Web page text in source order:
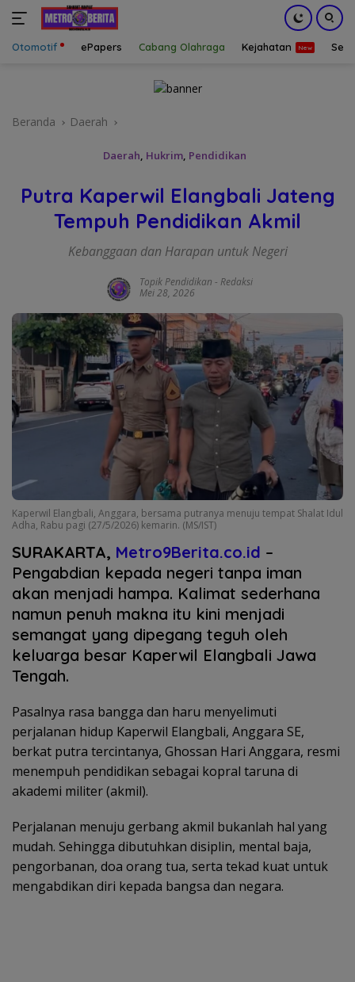
Otomotif ePapers Cabang Olahraga Kejahatan
Beranda Daerah
Daerah, Hukrim, Pendidikan
Putra Kaperwil Elangbali Jateng
Tempuh Pendidikan Akmil
Kebanggaan dan Harapan untuk Negeri
Topik Pendidikan - Redaksi
Mei 28, 2026
Kaperwil Elangbali, Anggara, bersama putranya menuju tempat Shalat Idul
Adha, Rabu pagi (27/5/2026) kemarin. (MS/IST)
SURAKARTA, Metro9Berita.co.id –
Pengabdian kepada negeri tanpa iman
akan menjadi hampa. Kalimat sederhana
namun penuh makna itu kini menjadi
semangat yang dipegang teguh oleh
keluarga besar Kaperwil Elangbali Jawa
Tengah.
Pasalnya rasa bangga dan haru menyelimuti
perjalanan hidup Kaperwil Elangbali, Anggara SE,
berkat putra tercintanya, Ghossan Hari Anggara, resmi
menempuh pendidikan sebagai kopral taruna di
akademi militer (akmil).
Perjalanan menuju gerbang akmil bukanlah hal yang
mudah. Sehingga dibutuhkan disiplin, mental baja,
pengorbanan, doa orang tua, serta tekad kuat untuk
mengabdikan diri kepada bangsa dan negara.